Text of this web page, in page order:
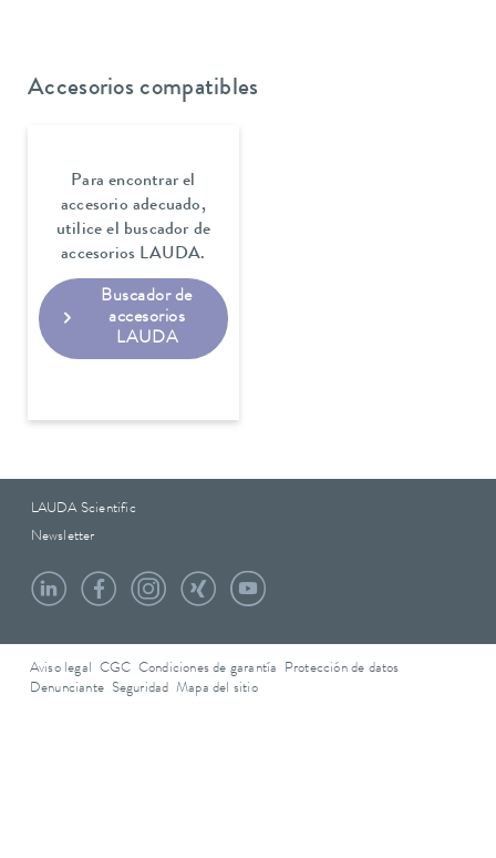
Accesorios compatibles
Para encontrar el
accesorio adecuado,
utilice el buscador de
accesorios LAUDA.
Buscador de
accesorios
LAUDA
LAUDA Scientific
Newsletter
Aviso legal CGC Condiciones de garantía
Protección de datos
Denunciante Seguridad Mapa del sitio